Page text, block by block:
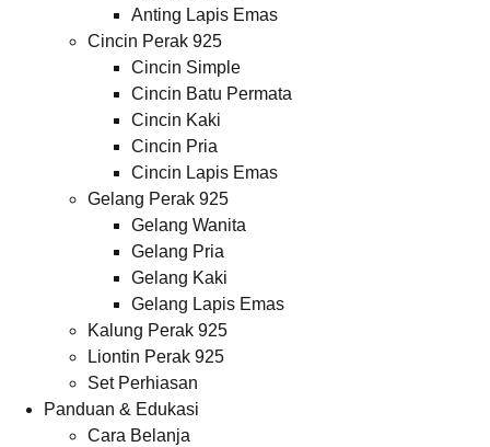
Anting Lapis Emas
Cincin Perak 925
Cincin Simple
Cincin Batu Permata
Cincin Kaki
Cincin Pria
Cincin Lapis Emas
Gelang Perak 925
Gelang Wanita
Gelang Pria
Gelang Kaki
Gelang Lapis Emas
Kalung Perak 925
Liontin Perak 925
Set Perhiasan
Panduan & Edukasi
Cara Belanja